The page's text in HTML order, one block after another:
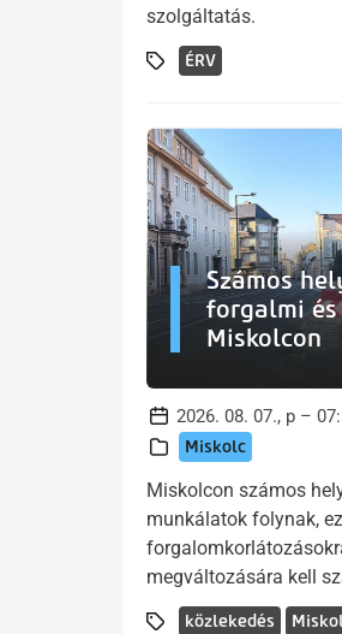
szolgáltatás.
ÉRV
Számos
forgalmi
Miskolcon
2026. 08. 07., p –
Miskolc
Miskolcon számos
munkálatok folynak,
megváltozására kell
közlekedés